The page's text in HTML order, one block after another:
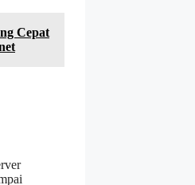
Cepat